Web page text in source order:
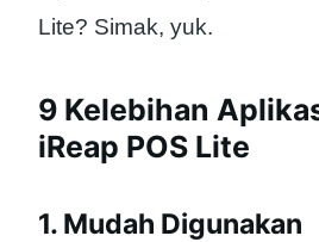
Lite? Simak, yuk.
9 Kelebihan
iReap POS Lite
1. Mudah Digunakan